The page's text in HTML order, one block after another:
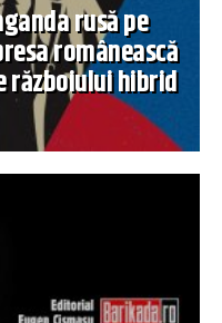
rusă pe
românească
războiului hibrid